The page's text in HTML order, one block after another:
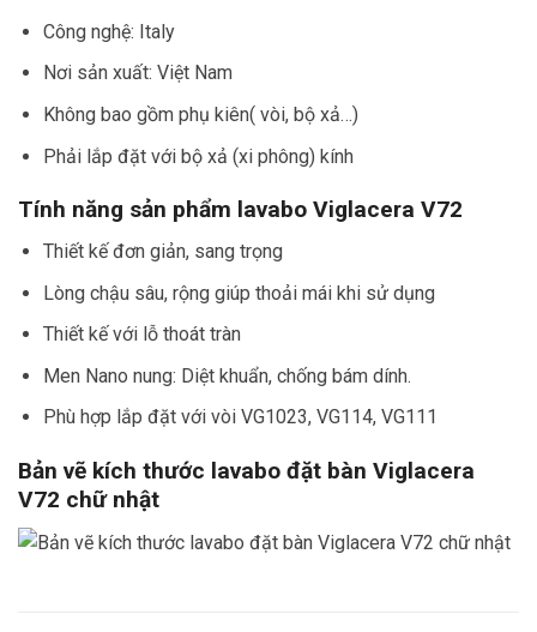
Công nghệ: Italy
Nơi sản xuất: Việt Nam
Không bao gồm phụ kiên( vòi, bộ xả…)
Phải lắp đặt với bộ xả (xi phông) kính
Tính năng sản phẩm lavabo Viglacera V72
Thiết kế đơn giản, sang trọng
Lòng chậu sâu, rộng giúp thoải mái khi sử dụng
Thiết kế với lỗ thoát tràn
Men Nano nung: Diệt khuẩn, chống bám dính.
Phù hợp lắp đặt với vòi VG1023, VG114, VG111
Bản vẽ kích thước lavabo đặt bàn Viglacera
V72 chữ nhật